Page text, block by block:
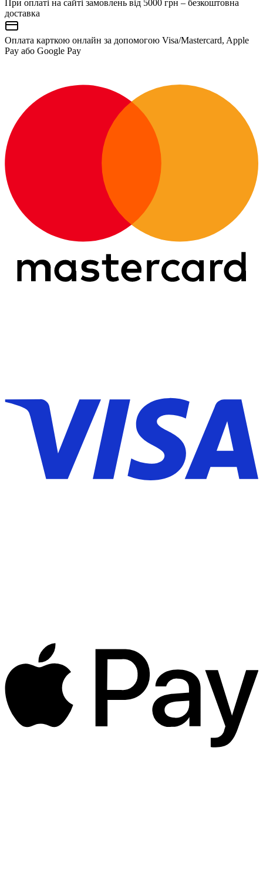
При оплаті на сайті замовлень від 5000 грн – безкоштовна
доставка
Оплата карткою онлайн за допомогою Visa/Mastercard, Apple
Pay або Google Pay